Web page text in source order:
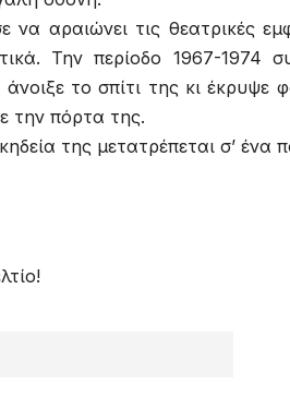
αραιώνει τις θεατρικές
Την περίοδο 1967-1974
άνοιξε το σπίτι της κι έκρυψε
την πόρτα της.
της μετατρέπεται σ’ ένα